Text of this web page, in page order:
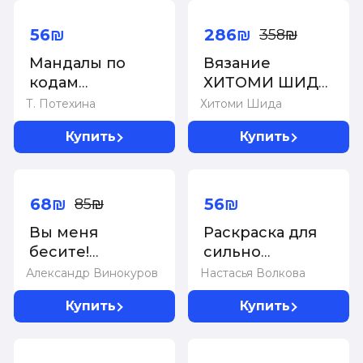
Каркасные
крючком
Т. Потехина
Мандалы по
кодам
Сакральной
Геометрии.
Раскраска
56₪
Купить
Хитоми Шида
Вязание
ХИТОМИ ШИДА.
250 узоров, 6
авторских
моделей.
первой и
коллекции
дизайнов для
вязания на
спицах
286₪ 358₪
Купить
Александр Винокуров
Вы меня
бесите!
Раскраска-
антистресс для
взрослых
68₪ 85₪
Купить
Настасья Волкова
Раскраска для
сильно
уставших
56₪
Купить